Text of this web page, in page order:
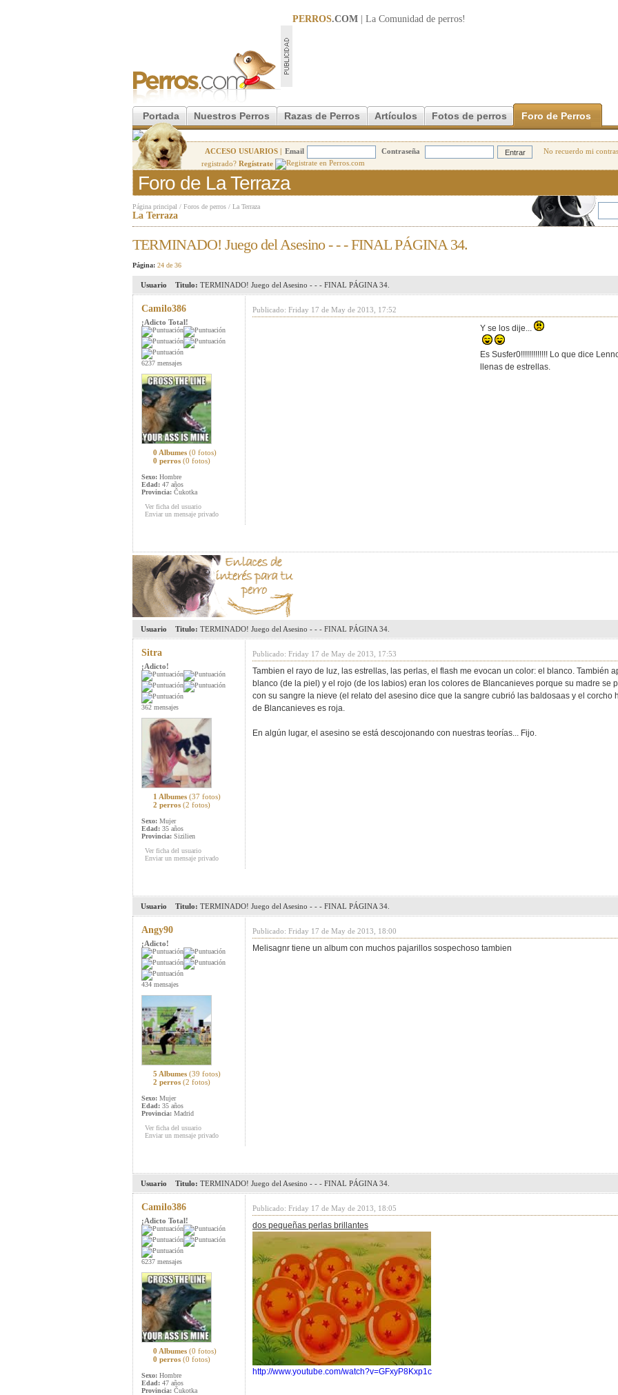
PERROS.COM | La Comunidad de perros!
Portada Nuestros Perros Razas de Perros Artículos Fotos de perros Foro de Perros
ACCESO USUARIOS | Email Contraseña No recuerdo mi
registrado? Regístrate
Foro de La Terraza
Página principal / Foros de perros / La Terraza
La Terraza
TERMINADO! Juego del Asesino - - - FINAL PÁGINA 34.
Página: 24 de 36
Usuario Titulo: TERMINADO! Juego del Asesino - - - FINAL PÁGINA 34.
Camilo386
¡Adicto Total!
6237 mensajes
0 Albumes (0 fotos)
0 perros (0 fotos)
Sexo: Hombre
Edad: 47 años
Provincia: Čukotka
Ver ficha del usuario
Enviar un mensaje privado
Publicado: Friday 17 de May de 2013, 17:52
Y se los dije...
Es Susfer0!!!!!!!!!!!!! Lo que dice
llenas de estrellas.
Usuario Titulo: TERMINADO! Juego del Asesino - - - FINAL PÁGINA 34.
Sitra
¡Adicto!
362 mensajes
1 Albumes (37 fotos)
2 perros (2 fotos)
Sexo: Mujer
Edad: 35 años
Provincia: Sizilien
Ver ficha del usuario
Enviar un mensaje privado
Publicado: Friday 17 de May de 2013, 17:53
Tambien el rayo de luz, las estrellas, las perlas, el flash me evocan un color: el blanco. También
blanco (de la piel) y el rojo (de los labios) eran los colores de Blancanieves porque su madre se
con su sangre la nieve (el relato del asesino dice que la sangre cubrió las baldosaas y el corcho
de Blancanieves es roja.
En algún lugar, el asesino se está descojonando con nuestras teorías... Fijo.
Usuario Titulo: TERMINADO! Juego del Asesino - - - FINAL PÁGINA 34.
Angy90
¡Adicto!
434 mensajes
5 Albumes (39 fotos)
2 perros (2 fotos)
Sexo: Mujer
Edad: 35 años
Provincia: Madrid
Ver ficha del usuario
Enviar un mensaje privado
Publicado: Friday 17 de May de 2013, 18:00
Melisagnr tiene un album con muchos pajarillos sospechoso tambien
Usuario Titulo: TERMINADO! Juego del Asesino - - - FINAL PÁGINA 34.
Camilo386
¡Adicto Total!
6237 mensajes
0 Albumes (0 fotos)
0 perros (0 fotos)
Sexo: Hombre
Edad: 47 años
Provincia: Čukotka
Publicado: Friday 17 de May de 2013, 18:05
dos pequeñas perlas brillantes
http://www.youtube.com/watch?v=GFxyP8Kxp1c